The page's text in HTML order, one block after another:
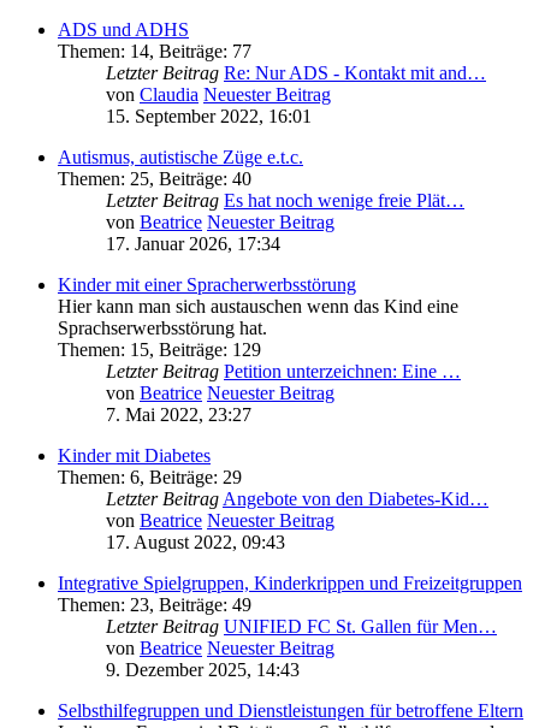
ADS und ADHS
Themen: 14, Beiträge: 77
Letzter Beitrag Re: Nur ADS - Kontakt mit and…
von Claudia Neuester Beitrag
15. September 2022, 16:01
Autismus, autistische Züge e.t.c.
Themen: 25, Beiträge: 40
Letzter Beitrag Es hat noch wenige freie Plät…
von Beatrice Neuester Beitrag
17. Januar 2026, 17:34
Kinder mit einer Spracherwerbsstörung
Hier kann man sich austauschen wenn das Kind eine
Sprachserwerbsstörung hat.
Themen: 15, Beiträge: 129
Letzter Beitrag Petition unterzeichnen: Eine …
von Beatrice Neuester Beitrag
7. Mai 2022, 23:27
Kinder mit Diabetes
Themen: 6, Beiträge: 29
Letzter Beitrag Angebote von den Diabetes-Kid…
von Beatrice Neuester Beitrag
17. August 2022, 09:43
Integrative Spielgruppen, Kinderkrippen und Freizeitgruppen
Themen: 23, Beiträge: 49
Letzter Beitrag UNIFIED FC St. Gallen für Men…
von Beatrice Neuester Beitrag
9. Dezember 2025, 14:43
Selbsthilfegruppen und Dienstleistungen für betroffene Eltern